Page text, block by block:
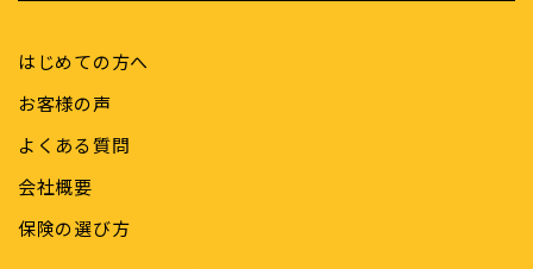
はじめての方へ
お客様の声
よくある質問
会社概要
保険の選び方